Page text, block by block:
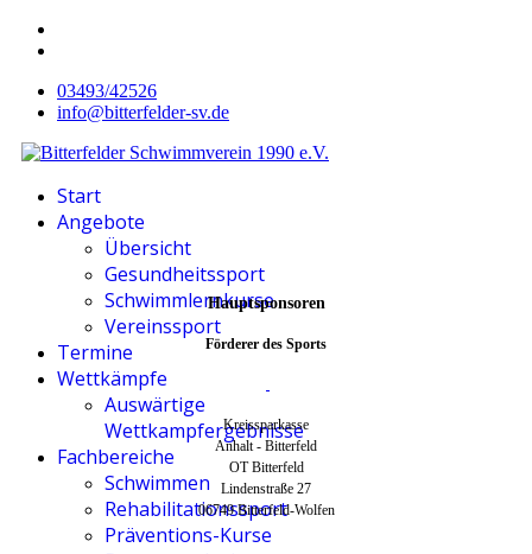
03493/42526
info@bitterfelder-sv.de
Start
Angebote
Übersicht
Gesundheitssport
Schwimmlernkurse
Vereinssport
Termine
Wettkämpfe
Auswärtige
Wettkampfergebnisse
Fachbereiche
Schwimmen
Rehabilitationssport
Präventions-Kurse
Hauptsponsoren
Förderer des Sports
Kreissparkasse
Anhalt - Bitterfeld
OT Bitterfeld
Lindenstraße 27
06749 Bitterfeld-Wolfen